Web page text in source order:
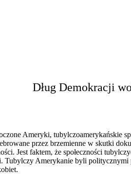
Dług Demokracji
Ameryki, tubylczoamerykańskie
przez brzemienne w skutki
Jest faktem, że społeczności
Tubylczy Amerykanie byli